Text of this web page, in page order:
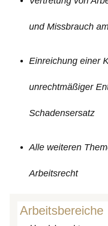
und Missbrauch
Einreichung einer
unrechtmäßiger
Schadensersatz
Alle weiteren
Arbeitsrecht
Arbeitsbereiche